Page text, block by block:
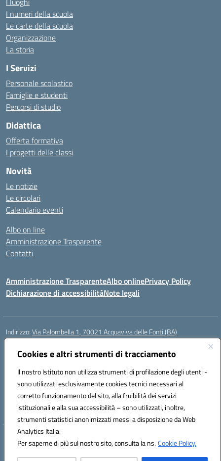
Cookies e altri strumenti di tracciamento
Il nostro Istituto non utilizza strumenti di profilazione degli utenti -
sono utilizzati esclusivamente cookies tecnici necessari al
corretto funzionamento del sito, alla fruibilità dei servizi
istituzionali e alla sua accessibilità – sono utilizzati, inoltre,
strumenti statistici anonimizzati messi a disposizione da Web
Analytics Italia.
Per saperne di più sul nostro sito, consulta la ns.Cookie Policy.
I numeri della scuola
Le carte della scuola
Organizzazione
La storia
I Servizi
Personale scolastico
Famiglie e studenti
Percorsi di studio
Didattica
Offerta formativa
I progetti delle classi
Novità
Le notizie
Le circolari
Calendario eventi
Albo on line
Amministrazione Trasparente
Contatti
Amministrazione TrasparenteAlbo onlinePrivacy Policy
Dichiarazione di accessibilitàNote legali
Indirizzo:Via Palombella 1, 70021 Acquaviva delle Fonti (BA)
Centralino:
Posta elettronica certificata (PEC):baic89400e@pec.istruzione.it
Codice fiscale: 91121590722
Codice meccanografico:baic89400e
Codice Indice delle Pubbliche Amministrazioni (IPA): icddagio
Codice unico di fatturazione (CUF): UFGHCG
Hosting & Powered by 3D Solution S.r.l.
Concept & Design by Designers Italia